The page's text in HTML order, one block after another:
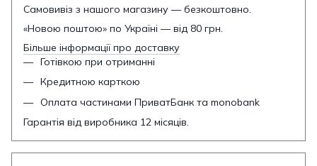
Самовивіз з нашого магазину — безкоштовно.
«Новою поштою» по Україні — від 80 грн.
Більше інформації про доставку
Готівкою при отриманні
Кредитною карткою
Оплата частинами ПриватБанк та monobank
Гарантія від виробника 12 місяців.